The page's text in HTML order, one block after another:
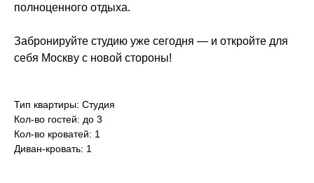
полноценного отдыха.
Забронируйте студию уже сегодня — и откройте для
себя Москву с новой стороны!
Тип квартиры: Студия
Кол-во гостей: до 3
Кол-во кроватей: 1
Диван-кровать: 1